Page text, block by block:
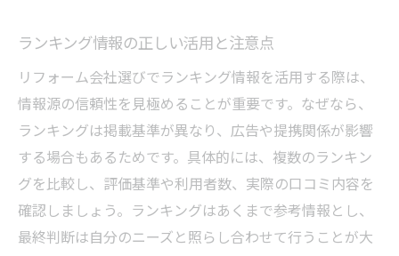
ランキング情報の正しい活用と注意点
リフォーム会社選びでランキング情報を活用する際は、
情報源の信頼性を見極めることが重要です。なぜなら、
ランキングは掲載基準が異なり、広告や提携関係が影響
する場合もあるためです。具体的には、複数のランキン
グを比較し、評価基準や利用者数、実際の口コミ内容を
確認しましょう。ランキングはあくまで参考情報とし、
最終判断は自分のニーズと照らし合わせて行うことが大